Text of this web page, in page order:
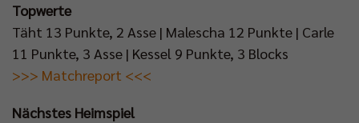
Topwerte
Täht 13 Punkte, 2 Asse | Malescha 12 Punkte | Carle
11 Punkte, 3 Asse | Kessel 9 Punkte, 3 Blocks
>>> Matchreport <<<
Nächstes Heimspiel